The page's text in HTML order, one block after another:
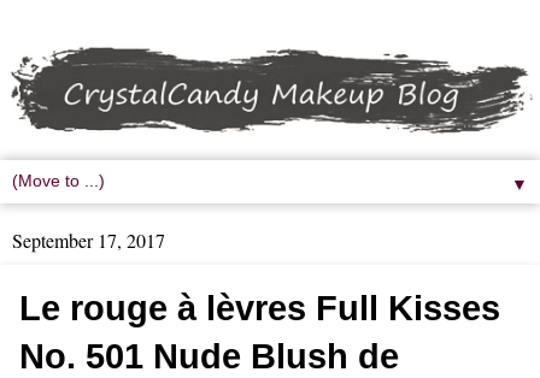
▼
September 17, 2017
Le rouge à lèvres Full Kisses
No. 501 Nude Blush de